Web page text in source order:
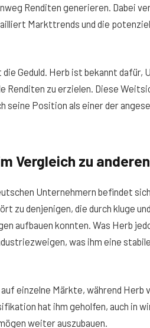
Renditen generieren. Dabei
Markttrends und die
Geduld. Herb ist bekannt dafür,
Renditen zu erzielen. Diese
seine Position als einer der
Vergleich zu
Unternehmern befindet
zu denjenigen, die durch kluge
aufbauen konnten. Was Herb
was ihm eine
einzelne Märkte, während
hat ihm geholfen, auch in
weiter auszubauen.